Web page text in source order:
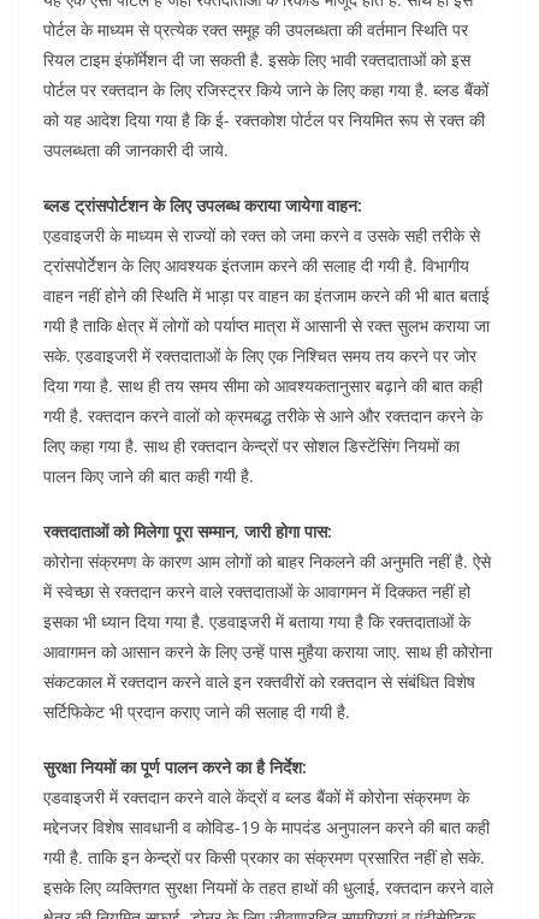
पोर्टल के माध्यम से प्रत्येक रक्त समूह की उपलब्धता की वर्तमान स्थिति पर
रियल टाइम इंफॉर्मेशन दी जा सकती है. इसके लिए भावी रक्तदाताओं को इस
पोर्टल पर रक्तदान के लिए रजिस्ट्रर किये जाने के लिए कहा गया है. ब्लड बैंकों
को यह आदेश दिया गया है कि ई- रक्तकोश पोर्टल पर नियमित रूप से रक्त की
उपलब्धता की जानकारी दी जाये.
ब्लड ट्रांसपोर्टशन के लिए उपलब्ध कराया जायेगा वाहन:
एडवाइजरी के माध्यम से राज्यों को रक्त को जमा करने व उसके सही तरीके से
ट्रांसपोर्टेशन के लिए आवश्यक इंतजाम करने की सलाह दी गयी है. विभागीय
वाहन नहीं होने की स्थिति में भाड़ा पर वाहन का इंतजाम करने की भी बात बताई
गयी है ताकि क्षेत्र में लोगों को पर्याप्त मात्रा में आसानी से रक्त सुलभ कराया जा
सके. एडवाइजरी में रक्तदाताओं के लिए एक निश्चित समय तय करने पर जोर
दिया गया है. साथ ही तय समय सीमा को आवश्यकतानुसार बढ़ाने की बात कही
गयी है. रक्तदान करने वालों को क्रमबद्ध तरीके से आने और रक्तदान करने के
लिए कहा गया है. साथ ही रक्तदान केन्द्रों पर सोशल डिस्टेंसिंग नियमों का
पालन किए जाने की बात कही गयी है.
रक्तदाताओं को मिलेगा पूरा सम्मान, जारी होगा पास:
कोरोना संक्रमण के कारण आम लोगों को बाहर निकलने की अनुमति नहीं है. ऐसे
में स्वेच्छा से रक्तदान करने वाले रक्तदाताओं के आवागमन में दिक्कत नहीं हो
इसका भी ध्यान दिया गया है. एडवाइजरी में बताया गया है कि रक्तदाताओं के
आवागमन को आसान करने के लिए उन्हें पास मुहैया कराया जाए. साथ ही कोरोना
संकटकाल में रक्तदान करने वाले इन रक्तवीरों को रक्तदान से संबंधित विशेष
सर्टिफिकेट भी प्रदान कराए जाने की सलाह दी गयी है.
सुरक्षा नियमों का पूर्ण पालन करने का है निर्देश:
एडवाइजरी में रक्तदान करने वाले केंद्रों व ब्लड बैंकों में कोरोना संक्रमण के
मद्देनजर विशेष सावधानी व कोविड-19 के मापदंड अनुपालन करने की बात कही
गयी है. ताकि इन केन्द्रों पर किसी प्रकार का संक्रमण प्रसारित नहीं हो सके.
इसके लिए व्यक्तिगत सुरक्षा नियमों के तहत हाथों की धुलाई, रक्तदान करने वाले